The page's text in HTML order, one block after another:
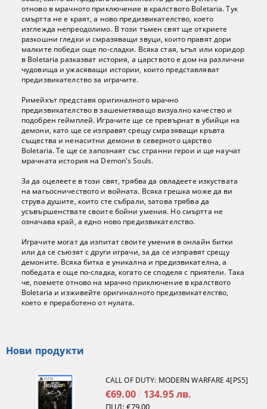
отново в мрачното приключение в кралството Boletaria. Тук
смъртта не е краят, а ново предизвикателство, което
изглежда непреодолимо. В този тъмен свят ще откриете
разкошни гледки и смразяващи звуци, които правят дори
малките победи още по-сладки. Всяка стая, ъгъл или коридор
в Boletaria разказват история, а царството е дом на различни
чудовища и ужасяващи истории, които представляват
предизвикателство за играчите.
Римейкът представя оригиналното мрачно
предизвикателство в зашеметяващо визуално качество и
подобрен геймплей. Играчите ще се превърнат в убийци на
демони, като ще се изправят срещу смразяващи кръвта
същества и ненаситни демони в северното царство
Boletaria. Те ще се запознаят със странни герои и ще научат
мрачната история на Demon's Souls.
За да оцелеете в този свят, трябва да овладеете изкуствата
на магьосничеството и войната. Всяка грешка може да ви
струва душите, които сте събрали, затова трябва да
усъвършенствате своите бойни умения. Но смъртта не
означава край, а едно ново предизвикателство.
Играчите могат да изпитат своите умения в онлайн битки
или да се съюзят с други играчи, за да се изправят срещу
демоните. Всяка битка е уникална и предизвикателна, а
победата е още по-сладка, когато се споделя с приятели. Така
че, поемете отново на мрачно приключение в кралството
Boletaria и изживейте оригиналното предизвикателство,
което е преработено от нулата.
Нови продукти
CALL OF DUTY: MODERN WARFARE 4[PS5]
€69.00 134.95 лв.